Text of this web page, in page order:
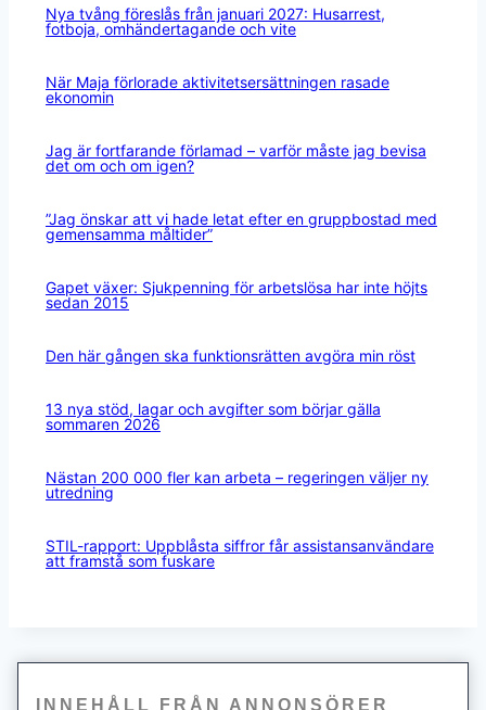
Nya tvång föreslås från januari 2027: Husarrest,
fotboja, omhändertagande och vite
När Maja förlorade aktivitetsersättningen rasade
ekonomin
Jag är fortfarande förlamad – varför måste jag bevisa
det om och om igen?
”Jag önskar att vi hade letat efter en gruppbostad med
gemensamma måltider”
Gapet växer: Sjukpenning för arbetslösa har inte höjts
sedan 2015
Den här gången ska funktionsrätten avgöra min röst
13 nya stöd, lagar och avgifter som börjar gälla
sommaren 2026
Nästan 200 000 fler kan arbeta – regeringen väljer ny
utredning
STIL-rapport: Uppblåsta siffror får assistansanvändare
att framstå som fuskare
INNEHÅLL FRÅN ANNONSÖRER